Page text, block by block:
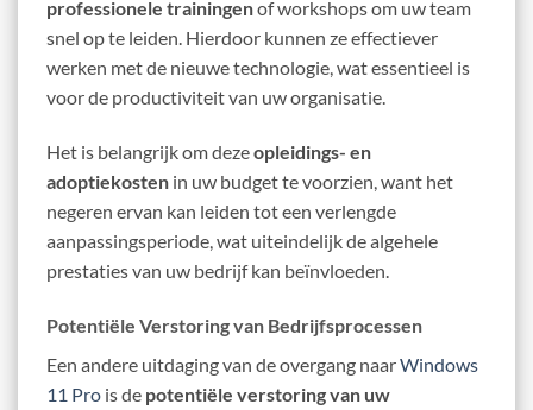
professionele trainingenof workshops om uw team
snel op te leiden. Hierdoor kunnen ze effectiever
werken met de nieuwe technologie, wat essentieel is
voor de productiviteit van uw organisatie.
Het is belangrijk om dezeopleidings- en
adoptiekosten in uw budget te voorzien, want het
negeren ervan kan leiden tot een verlengde
aanpassingsperiode, wat uiteindelijk de algehele
prestaties van uw bedrijf kan beïnvloeden.
Potentiële Verstoring van Bedrijfsprocessen
Een andere uitdaging van de overgang naarWindows
11 Pro is de potentiële verstoring van uw